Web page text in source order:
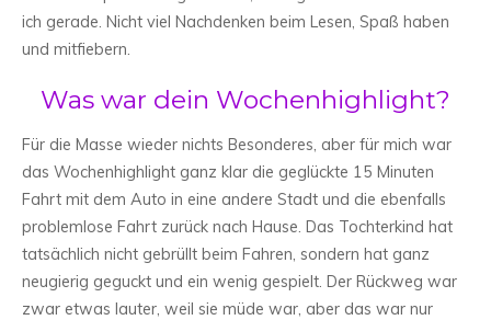
ich gerade. Nicht viel Nachdenken beim Lesen, Spaß haben
und mitfiebern.
Was war dein Wochenhighlight?
Für die Masse wieder nichts Besonderes, aber für mich war
das Wochenhighlight ganz klar die geglückte 15 Minuten
Fahrt mit dem Auto in eine andere Stadt und die ebenfalls
problemlose Fahrt zurück nach Hause. Das Tochterkind hat
tatsächlich nicht gebrüllt beim Fahren, sondern hat ganz
neugierig geguckt und ein wenig gespielt. Der Rückweg war
zwar etwas lauter, weil sie müde war, aber das war nur